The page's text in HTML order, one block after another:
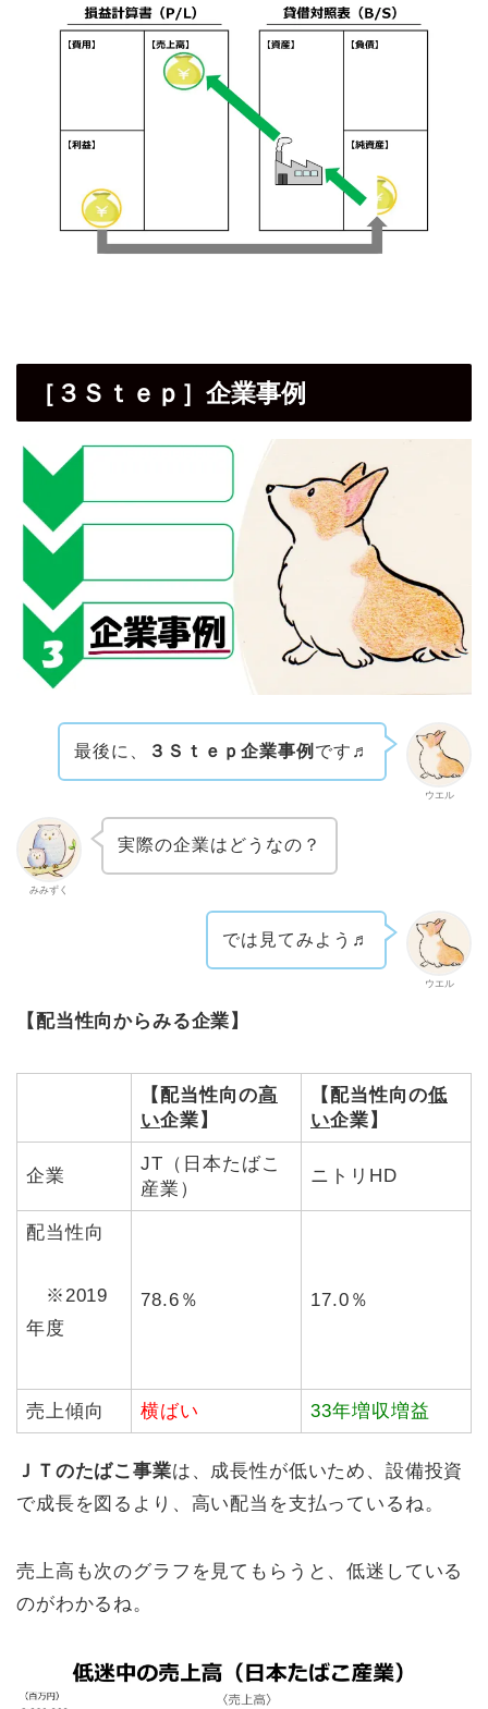
［３Ｓｔｅｐ］企業事例
ウエル
最後に、 ３Ｓｔｅｐ企業事例 です♬
みみずく
実際の企業はどうなの？
ウエル
では見てみよう♬
【配当性向からみる企業】
【配当性向の高
い企業】
【配当性向の低
い企業】
企業
JT（日本たばこ
産業）
ニトリHD
配当性向
※2019
年度
78.6％ 17.0％
売上傾向 横ばい 33年増収増益
ＪＴのたばこ事業は、成長性が低いため、設備投資
で成長を図るより、高い配当を支払っているね。
売上高も次のグラフを見てもらうと、低迷している
のがわかるね。